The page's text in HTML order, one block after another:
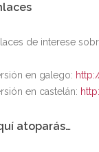
de interese
en galego:
en castelán:
atoparás…